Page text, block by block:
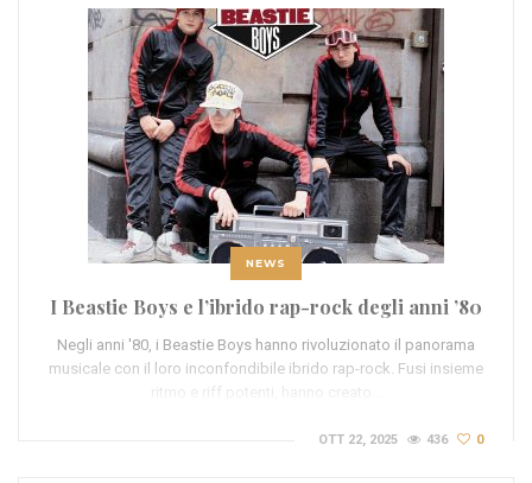
NEWS
I Beastie Boys e l’ibrido rap-rock degli anni ’80
Negli anni '80, i Beastie Boys hanno rivoluzionato il panorama
musicale con il loro inconfondibile ibrido rap-rock. Fusi insieme
ritmo e riff potenti, hanno creato…
OTT 22, 2025 436 0